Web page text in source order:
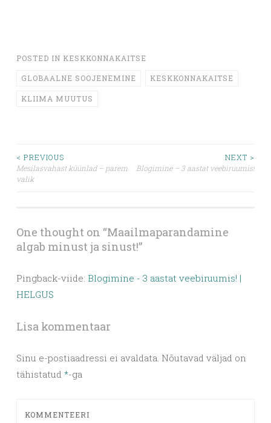
POSTED IN KESKKONNAKAITSE
GLOBAALNE SOOJENEMINE KESKKONNAKAITSE
KLIIMA MUUTUS
Post
navigation
< PREVIOUS
Mesilasvahast küünlad – parem
valik
NEXT >
Blogimine – 3 aastat veebiruumis!
One thought on “Maailmaparandamine
algab minust ja sinust!”
Pingback-viide: Blogimine - 3 aastat veebiruumis! |
HELGUS
Lisa kommentaar
Sinu e-postiaadressi ei avaldata. Nõutavad väljad on
tähistatud *-ga
KOMMENTEERI